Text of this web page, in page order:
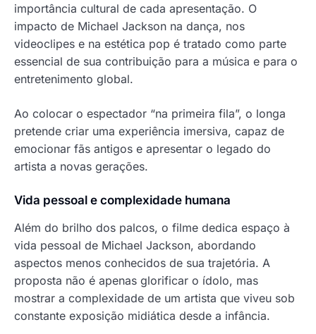
importância cultural de cada apresentação. O
impacto de Michael Jackson na dança, nos
videoclipes e na estética pop é tratado como parte
essencial de sua contribuição para a música e para o
entretenimento global.
Ao colocar o espectador “na primeira fila”, o longa
pretende criar uma experiência imersiva, capaz de
emocionar fãs antigos e apresentar o legado do
artista a novas gerações.
Vida pessoal e complexidade humana
Além do brilho dos palcos, o filme dedica espaço à
vida pessoal de Michael Jackson, abordando
aspectos menos conhecidos de sua trajetória. A
proposta não é apenas glorificar o ídolo, mas
mostrar a complexidade de um artista que viveu sob
constante exposição midiática desde a infância.